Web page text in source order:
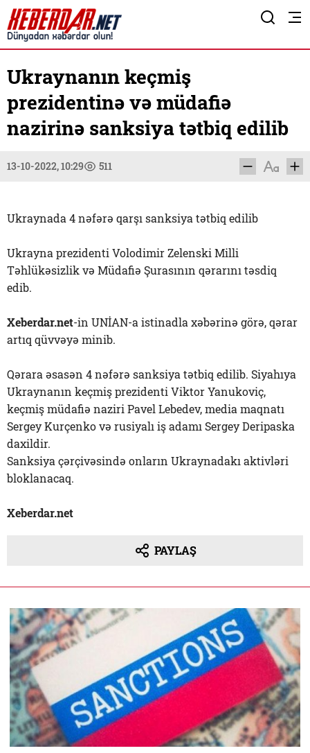
Ukraynanın keçmiş
prezidentinə və müdafiə
nazirinə sanksiya tətbiq edilib
13-10-2022, 10:29 511
Ukraynada 4 nəfərə qarşı sanksiya tətbiq edilib
Ukrayna prezidenti Volodimir Zelenski Milli
Təhlükəsizlik və Müdafiə Şurasının qərarını təsdiq
edib.
Xeberdar.net-in UNİAN-a istinadla xəbərinə görə, qərar
artıq qüvvəyə minib.
Qərara əsasən 4 nəfərə sanksiya tətbiq edilib. Siyahıya
Ukraynanın keçmiş prezidenti Viktor Yanukoviç,
keçmiş müdafiə naziri Pavel Lebedev, media maqnatı
Sergey Kurçenko və rusiyalı iş adamı Sergey Deripaska
daxildir.
Sanksiya çərçivəsində onların Ukraynadakı aktivləri
bloklanacaq.
Xeberdar.net
PAYLAŞ